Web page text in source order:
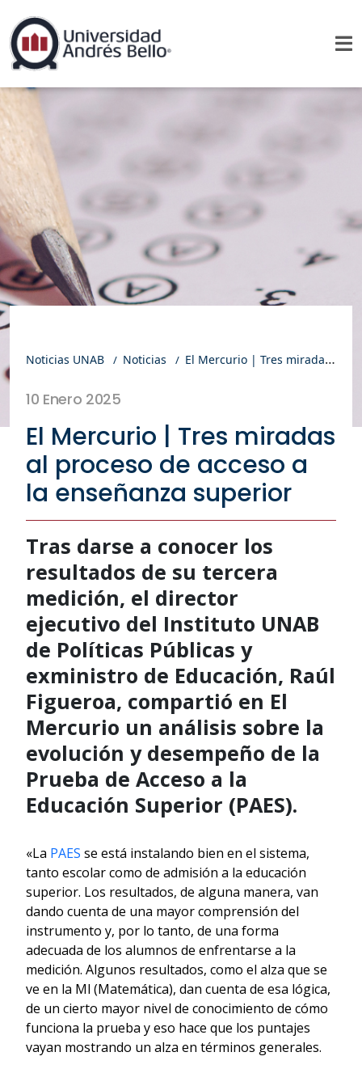
Noticias UNAB Noticias El Mercurio | Tres miradas al proceso de acceso a la enseñanza superior
10 Enero 2025
El Mercurio | Tres miradas
al proceso de acceso a
la enseñanza superior
Tras darse a conocer los
resultados de su tercera
medición, el director
ejecutivo del Instituto UNAB
de Políticas Públicas y
exministro de Educación, Raúl
Figueroa, compartió en El
Mercurio un análisis sobre la
evolución y desempeño de la
Prueba de Acceso a la
Educación Superior (PAES).
«La PAES se está instalando bien en el sistema,
tanto escolar como de admisión a la educación
superior. Los resultados, de alguna manera, van
dando cuenta de una mayor comprensión del
instrumento y, por lo tanto, de una forma
adecuada de los alumnos de enfrentarse a la
medición. Algunos resultados, como el alza que se
ve en la Ml (Matemática), dan cuenta de esa lógica,
de un cierto mayor nivel de conocimiento de cómo
funciona la prueba y eso hace que los puntajes
vayan mostrando un alza en términos generales.